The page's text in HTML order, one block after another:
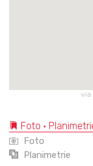
via
Foto •
Foto
Planimetrie